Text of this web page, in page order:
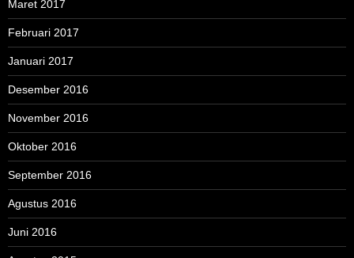
Maret 2017
Februari 2017
Januari 2017
Desember 2016
November 2016
Oktober 2016
September 2016
Agustus 2016
Juni 2016